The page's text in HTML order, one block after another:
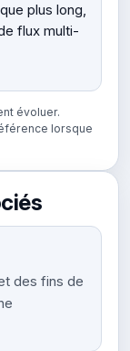
plus long,
flux multi-
évoluer.
lorsque
des fins de